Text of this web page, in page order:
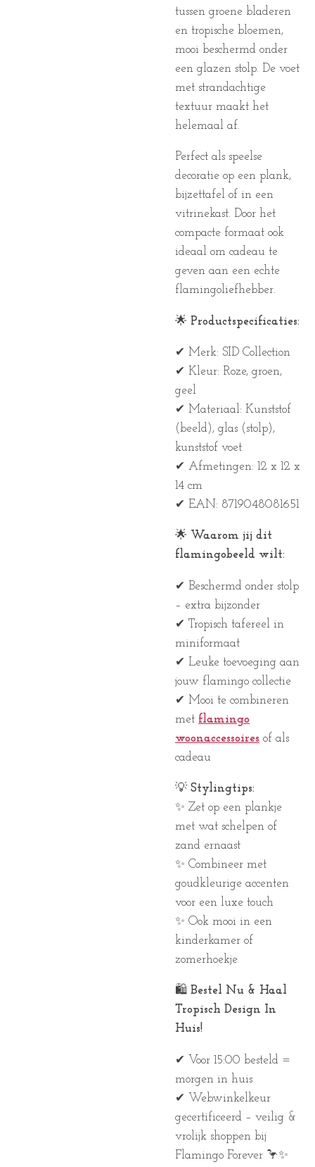
tussen groene bladeren
en tropische bloemen,
mooi beschermd onder
een glazen stolp. De voet
met strandachtige
textuur maakt het
helemaal af.
Perfect als speelse
decoratie op een plank,
bijzettafel of in een
vitrinekast. Door het
compacte formaat ook
ideaal om cadeau te
geven aan een echte
flamingoliefhebber.
🌟 Productspecificaties:
✔ Merk: SID Collection
✔ Kleur: Roze, groen,
geel
✔ Materiaal: Kunststof
(beeld), glas (stolp),
kunststof voet
✔ Afmetingen: 12 x 12 x
14 cm
✔ EAN: 8719048081651
🌟 Waarom jij dit
flamingobeeld wilt:
✔ Beschermd onder stolp
– extra bijzonder
✔ Tropisch tafereel in
miniformaat
✔ Leuke toevoeging aan
jouw flamingo collectie
✔ Mooi te combineren
met flamingo
woonaccessoires of als
cadeau
💡 Stylingtips:
✨ Zet op een plankje
met wat schelpen of
zand ernaast
✨ Combineer met
goudkleurige accenten
voor een luxe touch
✨ Ook mooi in een
kinderkamer of
zomerhoekje
🛍️ Bestel Nu & Haal
Tropisch Design In
Huis!
✔ Voor 15:00 besteld =
morgen in huis
✔ Webwinkelkeur
gecertificeerd – veilig &
vrolijk shoppen bij
Flamingo Forever 🦩✨